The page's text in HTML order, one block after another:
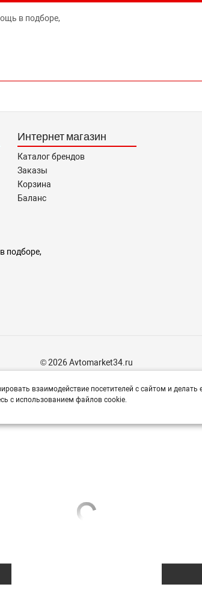
в подборе,
Интернет магазин
Каталог брендов
Заказы
Корзина
Баланс
подборе,
© 2026 Avtomarket34.ru
взаимодействие посетителей с сайтом и делать
с использованием файлов cookie.